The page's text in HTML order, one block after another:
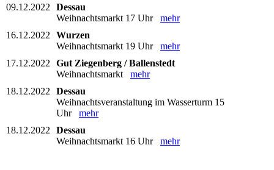
09.12.2022
Dessau
Weihnachtsmarkt 17 Uhr mehr
16.12.2022
Wurzen
Weihnachtsmarkt 19 Uhr mehr
17.12.2022
Gut Ziegenberg / Ballenstedt
Weihnachtsmarkt mehr
18.12.2022
Dessau
Weihnachtsveranstaltung im Wasserturm 15
Uhr mehr
18.12.2022
Dessau
Weihnachtsmarkt 16 Uhr mehr